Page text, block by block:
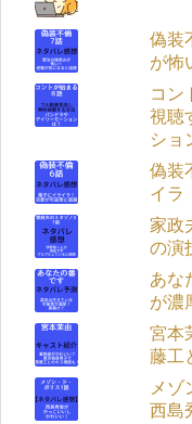
偽装
が怖
コン
視聴
ショ
偽装
イラ
家政
の演
あな
が濃
宮本
藤工
メゾ
西島